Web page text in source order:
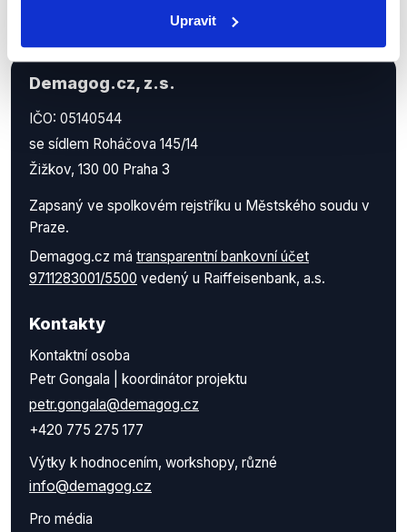
Upravit
Demagog.cz, z.s.
IČO: 05140544
se sídlem Roháčova 145/14
Žižkov, 130 00 Praha 3
Zapsaný ve spolkovém rejstříku u Městského soudu v
Praze.
Demagog.cz má transparentní bankovní účet
9711283001/5500 vedený u Raiffeisenbank, a.s.
Kontakty
Kontaktní osoba
Petr Gongala | koordinátor projektu
petr.gongala@demagog.cz
+420 775 275 177
Výtky k hodnocením, workshopy, různé
info@demagog.cz
Pro média